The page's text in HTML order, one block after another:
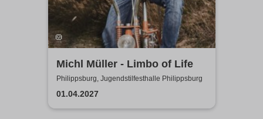
Michl Müller - Limbo of Life
Philippsburg, Jugendstilfesthalle Philippsburg
01.04.2027